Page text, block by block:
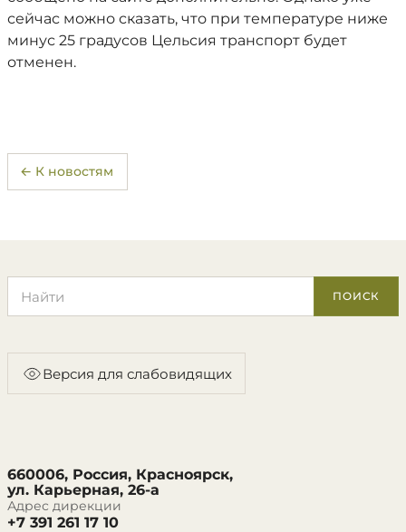
сейчас можно сказать, что при температуре ниже
минус 25 градусов Цельсия транспорт будет
отменен.
← К новостям
ПОИСК
Версия для слабовидящих
660006, Россия, Красноярск,
ул. Карьерная, 26-а
Адрес дирекции
+7 391 261 17 10